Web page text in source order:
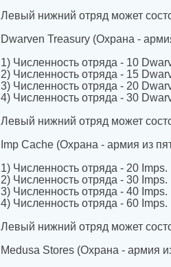
Левый нижний отряд может
Dwarven Treasury (Охрана -
1) Численность отряда - 10
2) Численность отряда - 15
3) Численность отряда - 20
4) Численность отряда - 30
Левый нижний отряд может
Imp Cache (Охрана - армия из
1) Численность отряда - 20
2) Численность отряда - 30
3) Численность отряда - 40
4) Численность отряда - 60
Левый нижний отряд может
Medusa Stores (Охрана - армия